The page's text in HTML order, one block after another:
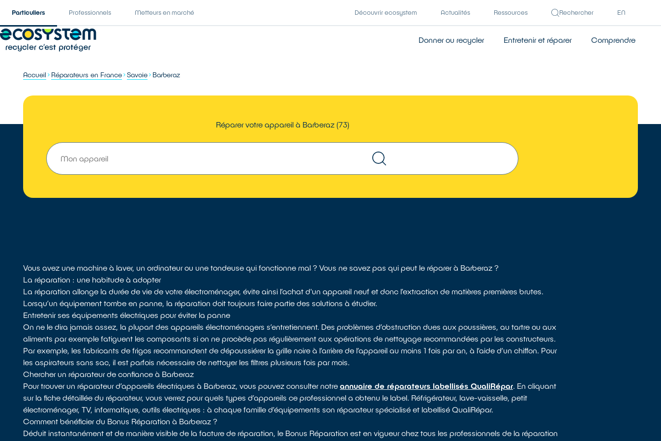
Particuliers Professionnels Metteurs en marché Découvrir ecosystem Actualités Ressources Rechercher EN
Donner ou recycler Entretenir et réparer Comprendre
Accueil Réparateurs en France Savoie Barberaz
Réparer votre appareil à Barberaz (73)
Vous avez une machine à laver, un ordinateur ou une tondeuse qui fonctionne mal ? Vous ne savez pas qui peut le réparer à Barberaz ?
La réparation : une habitude à adopter
La réparation allonge la durée de vie de votre électroménager, évite ainsi l’achat d'un appareil neuf et donc l’extraction de matières premières brutes.
Lorsqu’un équipement tombe en panne, la réparation doit toujours faire partie des solutions à étudier.
Entretenir ses équipements électriques pour éviter la panne
On ne le dira jamais assez, la plupart des appareils électroménagers s’entretiennent. Des problèmes d’obstruction dues aux poussières, au tartre ou aux
aliments par exemple fatiguent les composants si on ne procède pas régulièrement aux opérations de nettoyage recommandées par les constructeurs.
Par exemple, les fabricants de frigos recommandent de dépoussiérer la grille noire à l’arrière de l’appareil au moins 1 fois par an, à l’aide d’un chiffon. Pour
les aspirateurs sans sac, il est parfois nécessaire de nettoyer les filtres plusieurs fois par mois.
Chercher un réparateur de confiance à Barberaz
Pour trouver un réparateur d’appareils électriques à Barberaz, vous pouvez consulter notreannuaire de réparateurs labellisés QualiRépar. En cliquant
sur la fiche détaillée du réparateur, vous verrez pour quels types d’appareils ce professionnel a obtenu le label. Réfrigérateur, lave-vaisselle, petit
électroménager, TV, informatique, outils électriques : à chaque famille d’équipements son réparateur spécialisé et labellisé QualiRépar.
Comment bénéficier du Bonus Réparation à Barberaz ?
Déduit instantanément et de manière visible de la facture de réparation, le Bonus Réparation est en vigueur chez tous les professionnels de la réparation